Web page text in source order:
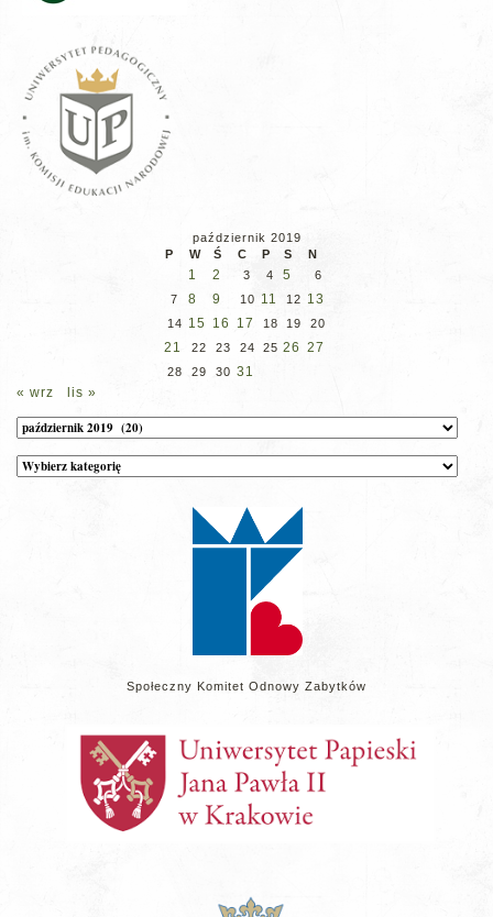
październik 2019
P
W Ś C P S N
1 2 3 4 5
6
7
8 9 10 11 12 13
14 15 16 17 18 19 20
21 22 23 24 25 26 27
28 29 30 31
« wrz
lis »
Archiwum
Kategorie
wpisów
Społeczny Komitet Odnowy Zabytków